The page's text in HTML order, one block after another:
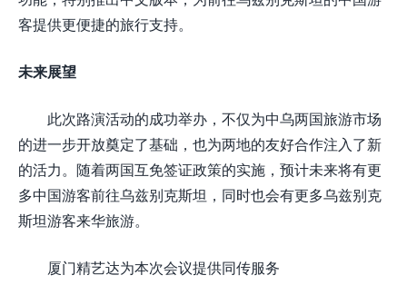
客提供更便捷的旅行支持。
未来展望
此次路演活动的成功举办，不仅为中乌两国旅游市场
的进一步开放奠定了基础，也为两地的友好合作注入了新
的活力。随着两国互免签证政策的实施，预计未来将有更
多中国游客前往乌兹别克斯坦，同时也会有更多乌兹别克
斯坦游客来华旅游。
厦门精艺达为本次会议提供同传服务